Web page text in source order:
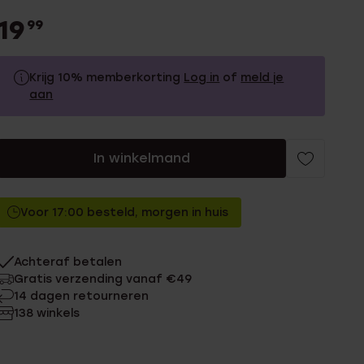
99
Krijg 10% memberkorting Log in of meld je
aan
19.99
Met memberkorting 17.99
In winkelmand
Voor 17:00 besteld, morgen in huis
Achteraf betalen
Gratis verzending vanaf €49
14 dagen retourneren
138 winkels